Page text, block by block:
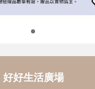
好好生活廣場